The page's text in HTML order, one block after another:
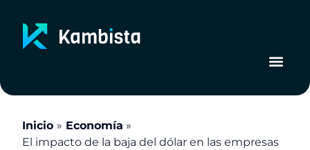
contenido
Inicio
Economía
El impacto de la baja del dólar en las empresas